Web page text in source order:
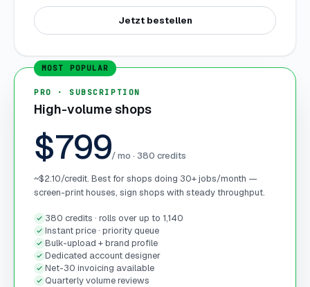
Jetzt bestellen
PRO · SUBSCRIPTION
High-volume shops
$799/ mo ·380 credits
~$2.10/credit. Best for shops doing 30+ jobs/month —
screen-print houses, sign shops with steady throughput.
380 credits · rolls over up to 1,140
Instant price · priority queue
Bulk-upload + brand profile
Dedicated account designer
Net-30 invoicing available
Quarterly volume reviews